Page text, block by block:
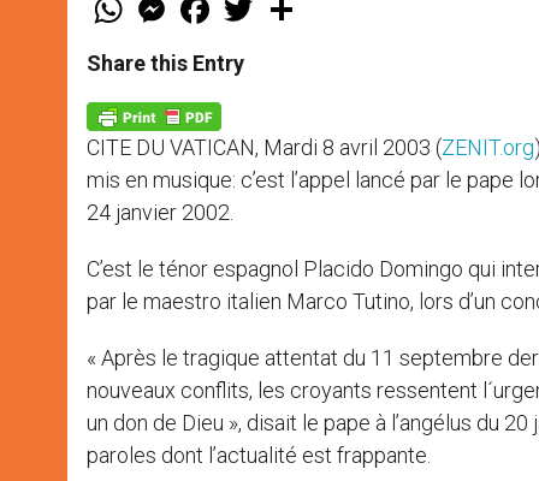
t
s
p
p
e
s
e
g
e
r
a
e
b
k
w
Share this Entry
CITE DU VATICAN, Mardi 8 avril 2003 (ZENIT.org
mis en musique: c’est l’appel lancé par le pape
24 janvier 2002.
C’est le ténor espagnol Placido Domingo qui
par le maestro italien Marco Tutino, lors d’un
« Après le tragique attentat du 11 septembre
nouveaux conflits, les croyants ressentent
un don de Dieu », disait le pape à l’angélus du
paroles dont l’actualité est frappante.